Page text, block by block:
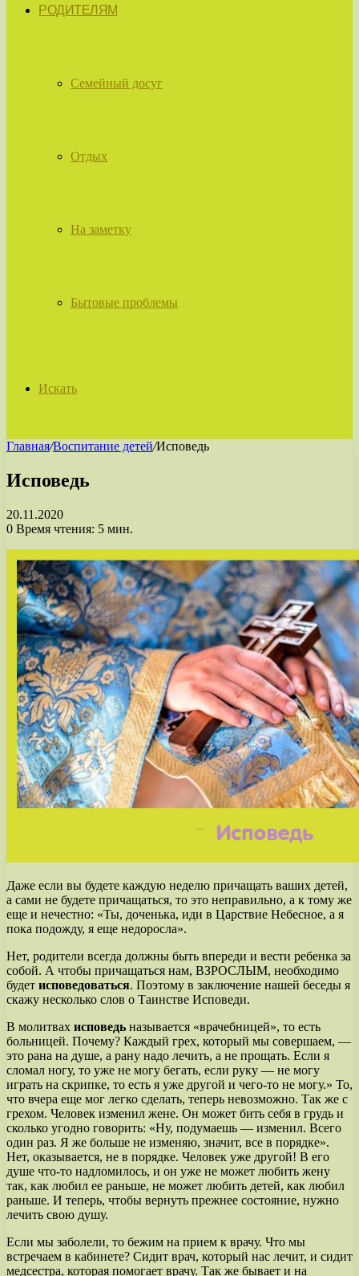
РОДИТЕЛЯМ
Семейный досуг
Отдых
На заметку
Бытовые проблемы
Искать
Главная/Воспитание детей/Исповедь
Исповедь
20.11.2020
0 Время чтения: 5 мин.
Даже если вы будете каждую неделю причащать ваших детей,
а сами не будете причащаться, то это неправильно, а к тому же
еще и нечестно: «Ты, доченька, иди в Царствие Небесное, а я
пока подожду, я еще недоросла».
Нет, родители всегда должны быть впереди и вести ребенка за
собой. А чтобы причащаться нам, ВЗРОСЛЫМ, необходимо
будет исповедоваться. Поэтому в заключение нашей беседы я
скажу несколько слов о Таинстве Исповеди.
В молитвах исповедь называется «врачебницей», то есть
больницей. Почему? Каждый грех, который мы совершаем, —
это рана на душе, а рану надо лечить, а не прощать. Если я
сломал ногу, то уже не могу бегать, если руку — не могу
играть на скрипке, то есть я уже другой и чего-то не могу.» То,
что вчера еще мог легко сделать, теперь невозможно. Так же с
грехом. Человек изменил жене. Он может бить себя в грудь и
сколько угодно говорить: «Ну, подумаешь — изменил. Всего
один раз. Я же больше не изменяю, значит, все в порядке».
Нет, оказывается, не в порядке. Человек уже другой! В его
душе что-то надломилось, и он уже не может любить жену
так, как любил ее раньше, не может любить детей, как любил
раньше. И теперь, чтобы вернуть прежнее состояние, нужно
лечить свою душу.
Если мы заболели, то бежим на прием к врачу. Что мы
встречаем в кабинете? Сидит врач, который нас лечит, и сидит
медсестра, которая помогает врачу. Так же бывает и на